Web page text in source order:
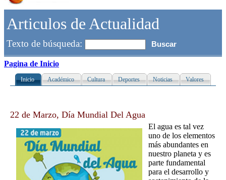
Articulos de Actualidad
Texto de búsqueda:
Pagina de Inicio
Inicio Académico Cultura Deportes Noticias Valores
22 de Marzo, Día Mundial Del Agua
El agua es tal vez
uno de los elementos
más abundantes en
nuestro planeta y es
parte fundamental
para el desarrollo y